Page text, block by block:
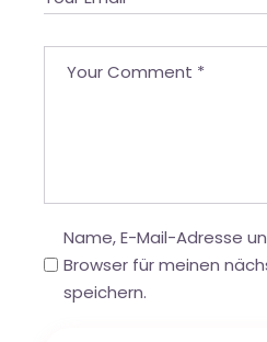
Name, E-Mail-Adresse
Browser für meinen
speichern.